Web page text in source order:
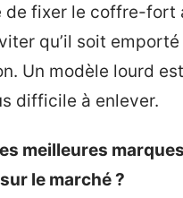
de fixer le coffre-fort
qu’il soit emporté
Un modèle lourd est
difficile à enlever.
meilleures
le marché ?